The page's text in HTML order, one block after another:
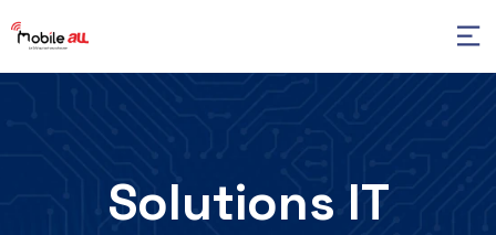
Solutions IT